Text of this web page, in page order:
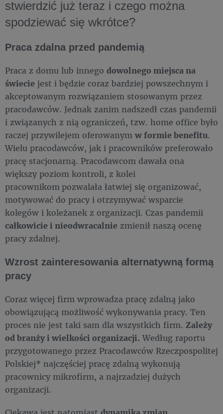
stwierdzić już teraz i czego można
spodziewać się wkrótce?
Praca zdalna przed pandemią
Praca z domu lub innego dowolnego miejsca na
świecie jest i będzie coraz bardziej powszechnym i
akceptowanym rozwiązaniem stosowanym przez
pracodawców. Jednak zanim nadszedł czas pandemii
i związanych z nią ograniczeń, tzw. home office było
raczej przywilejem oferowanym w formie benefitu.
Wielu pracodawców, jak i pracowników preferowało
pracę stacjonarną. Pracodawcom dawała ona
większy poziom kontroli, z kolei
pracownikompozwalała łatwiej się organizować,
motywować do pracy i otrzymywać wsparcie
kolegów i koleżanek z organizacji. Czas pandemii
całkowicie i nieodwracalnie zmienił naszą ocenę
pracy zdalnej.
Wzrost zainteresowania alternatywną formą
pracy
Coraz więcej firm wprowadza pracę zdalną jako
obowiązującą możliwość wykonywania pracy. Ten
proces nie jest taki sam dla wszystkich firm. Zależy
od branży i wielkości organizacji. Według raportu
przygotowanego przez Pracodawców Rzeczpospolitej
Polskiej* najczęściej pracę zdalną wykonują
pracownicy mikrofirm, a najrzadziej dużych
organizacji.